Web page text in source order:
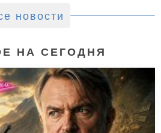
новости
НА СЕГОДНЯ